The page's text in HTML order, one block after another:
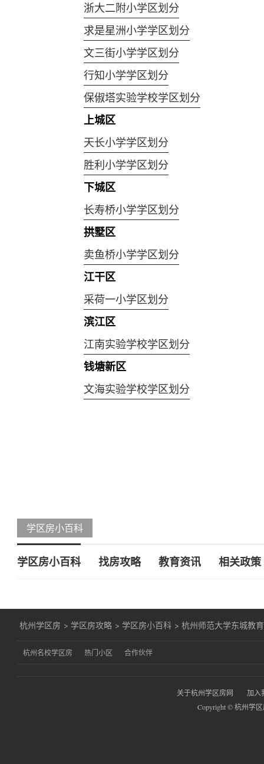
浙大二附小学区划分
求是星洲小学学区划分
文三街小学学区划分
行知小学学区划分
保俶塔实验学校学区划分
上城区
天长小学学区划分
胜利小学学区划分
下城区
长寿桥小学学区划分
拱墅区
卖鱼桥小学学区划分
江干区
采荷一小学区划分
滨江区
江南实验学校学区划分
钱塘新区
文海实验学校学区划分
学区房小百科
学区房小百科 找房攻略 教育资讯 相关政策
杭州学区房 > 学区房攻略 > 学区房小百科 >杭州师范大学东城教
杭州名校学区房 热门小区 合作伙伴
关于杭州学区房网
加入
Copyright © 杭州学